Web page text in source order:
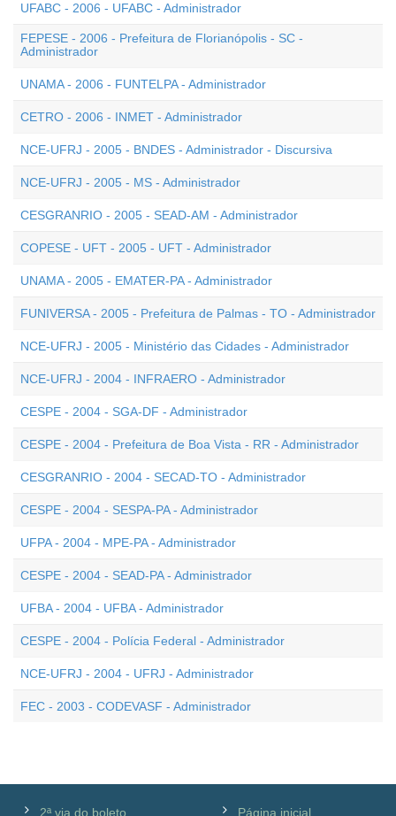
UFABC - 2006 - UFABC - Administrador
FEPESE - 2006 - Prefeitura de Florianópolis - SC -
Administrador
UNAMA - 2006 - FUNTELPA - Administrador
CETRO - 2006 - INMET - Administrador
NCE-UFRJ - 2005 - BNDES - Administrador - Discursiva
NCE-UFRJ - 2005 - MS - Administrador
CESGRANRIO - 2005 - SEAD-AM - Administrador
COPESE - UFT - 2005 - UFT - Administrador
UNAMA - 2005 - EMATER-PA - Administrador
FUNIVERSA - 2005 - Prefeitura de Palmas - TO - Administrador
NCE-UFRJ - 2005 - Ministério das Cidades - Administrador
NCE-UFRJ - 2004 - INFRAERO - Administrador
CESPE - 2004 - SGA-DF - Administrador
CESPE - 2004 - Prefeitura de Boa Vista - RR - Administrador
CESGRANRIO - 2004 - SECAD-TO - Administrador
CESPE - 2004 - SESPA-PA - Administrador
UFPA - 2004 - MPE-PA - Administrador
CESPE - 2004 - SEAD-PA - Administrador
UFBA - 2004 - UFBA - Administrador
CESPE - 2004 - Polícia Federal - Administrador
NCE-UFRJ - 2004 - UFRJ - Administrador
FEC - 2003 - CODEVASF - Administrador
2ª via do boleto Página inicial